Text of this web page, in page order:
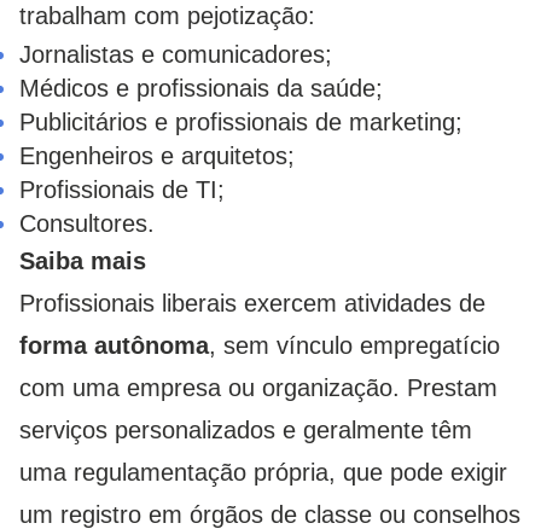
trabalham com pejotização:
Jornalistas e comunicadores;
Médicos e profissionais da saúde;
Publicitários e profissionais de marketing;
Engenheiros e arquitetos;
Profissionais de TI;
Consultores.
Saiba mais
Profissionais liberais exercem atividades de
forma autônoma, sem vínculo empregatício
com uma empresa ou organização. Prestam
serviços personalizados e geralmente têm
uma regulamentação própria, que pode exigir
um registro em órgãos de classe ou conselhos